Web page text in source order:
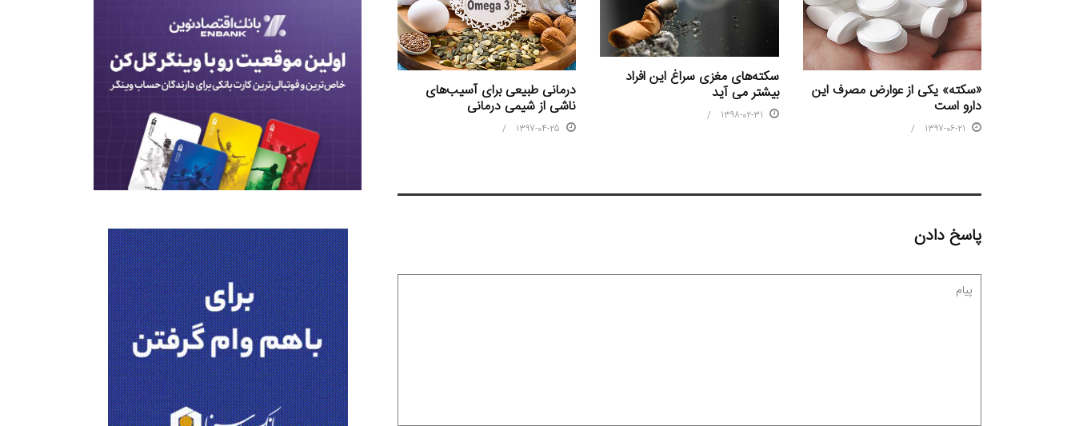
«سکته» یکی از عوارض مصرف این
دارو است
1397-06-21
سکته‌های مغزی سراغ این افراد
بیشتر می آید
1398-02-31
درمانی طبیعی برای آسیب‌های
ناشی از شیمی درمانی
1397-04-25
پاسخ دادن